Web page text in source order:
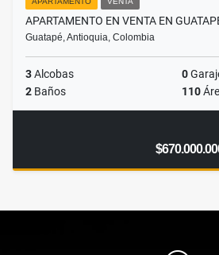
APARTAMENTO EN VENTA EN
Guatapé, Antioquia, Colombia
3Alcobas 0
2 Baños 110